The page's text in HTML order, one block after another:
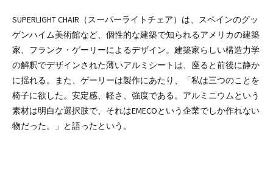
SUPERLIGHT CHAIR（スーパーライトチェア）は、スペインのグッ
ゲンハイム美術館など、個性的な建築で知られるアメリカの建築
家、フランク・ゲーリーによるデザイン。建築家らしい構造力学
の解釈でデザインされた薄いアルミシートは、座ると前後に静か
に揺れる。また、ゲーリーは製作にあたり、「私は三つのことを
椅子に欲した。安定感、軽さ、強度である。アルミニウムという
素材は明白な選択肢で、それはEMECOという企業でしか作れない
物だった。」と語ったという。